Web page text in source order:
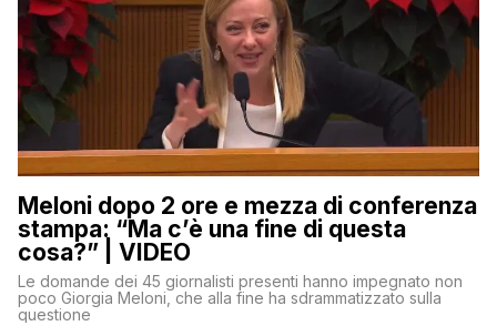
Meloni dopo 2 ore e mezza di conferenza
stampa: “Ma c’è una fine di questa
cosa?” | VIDEO
Le domande dei 45 giornalisti presenti hanno impegnato non
poco Giorgia Meloni, che alla fine ha sdrammatizzato sulla
questione